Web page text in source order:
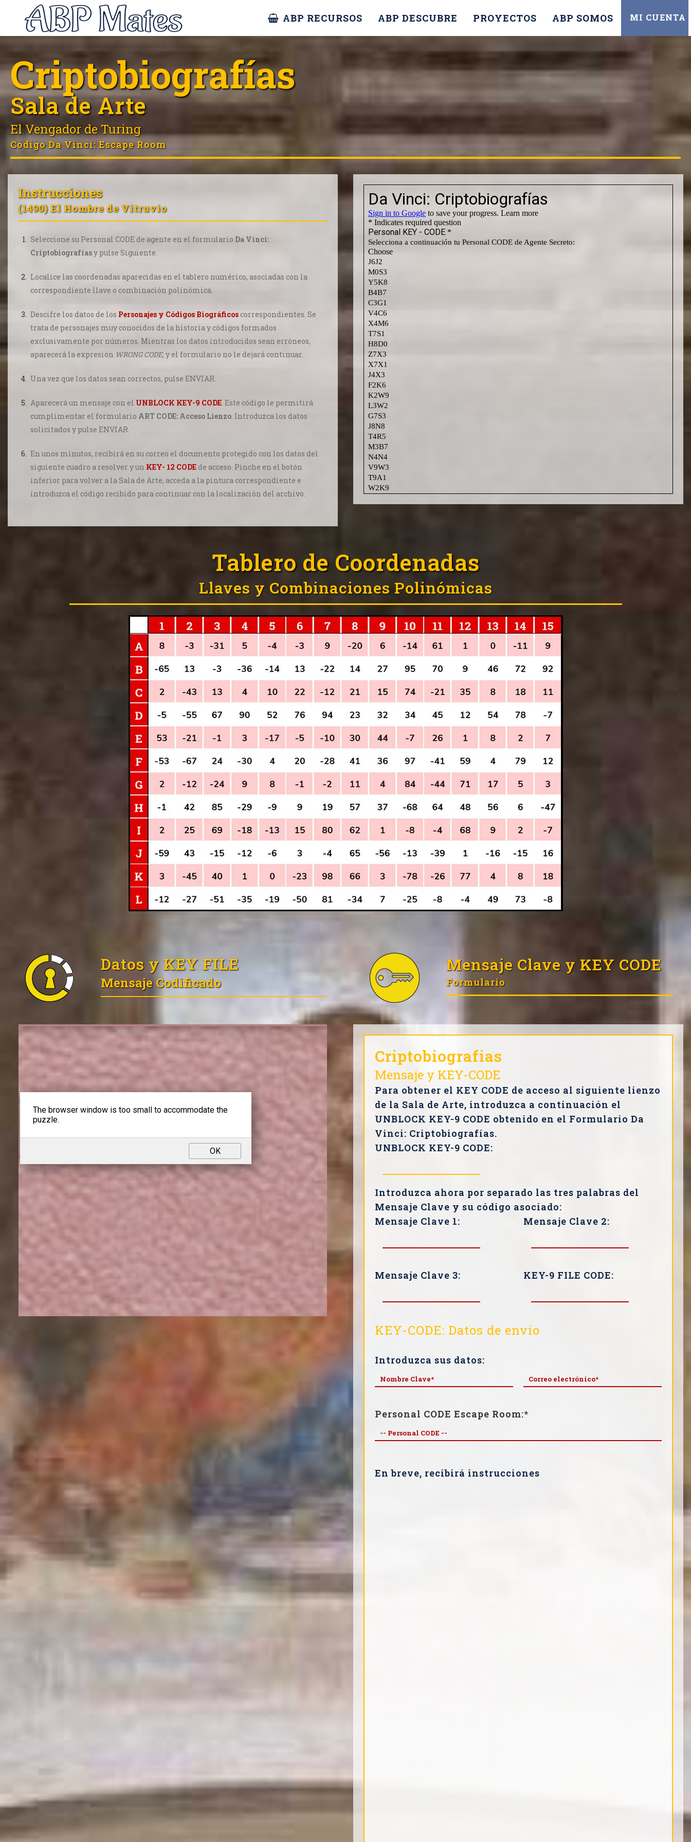
MI CUENTA
ABP RECURSOS ABP DESCUBRE PROYECTOS ABP SOMOS
Criptobiografías
Sala de Arte
El Vengador de Turing
Código Da Vinci: Escape Room
Instrucciones
(1490) El Hombre de Vitruvio
Seleccione su Personal CODE de agente en el formulario Da Vinci:
Criptobiografíasy pulse Siguiente.
Localice las coordenadas aparecidas en el tablero numérico, asociadas con la
correspondiente llave o combinación polinómica.
Descifre los datos de los Personajes y Códigos Biográficoscorrespondientes. Se
trata de personajes muy conocidos de la historia y códigos formados
exclusivamente por números. Mientras los datos introducidos sean erróneos,
aparecerá la expresión WRONG CODE, y el formulario no le dejará continuar.
Una vez que los datos sean correctos, pulse ENVIAR.
Aparecerá un mensaje con el UNBLOCK KEY-9 CODE. Este código le permitirá
cumplimentar el formulario ART CODE: Acceso Lienzo. Introduzca los datos
solicitados y pulse ENVIAR.
En unos minutos, recibirá en su correo el documento protegido con los datos del
siguiente cuadro a resolver y un KEY- 12 CODE de acceso. Pinche en el botón
inferior para volver a la Sala de Arte, acceda a la pintura correspondiente e
introduzca el código recibido para continuar con la localización del archivo.
Tablero de Coordenadas
Llaves y Combinaciones Polinómicas
Datos y KEY FILE
Mensaje Codificado
Mensaje Clave y KEY CODE
Formulario
Criptobiografias
Mensaje y KEY-CODE
Para obtener el KEY CODE de acceso al siguiente lienzo
de la Sala de Arte, introduzca a continuación el
UNBLOCK KEY-9 CODE obtenido en el Formulario Da
Vinci: Criptobiografías.
UNBLOCK KEY-9 CODE:
Introduzca ahora por separado las tres palabras del
Mensaje Clave y su código asociado:
Mensaje Clave 1:
Mensaje Clave 2:
Mensaje Clave 3: KEY-9 FILE CODE:
KEY-CODE: Datos de envío
Introduzca sus datos:
Personal CODE Escape Room:*
En breve, recibirá instrucciones